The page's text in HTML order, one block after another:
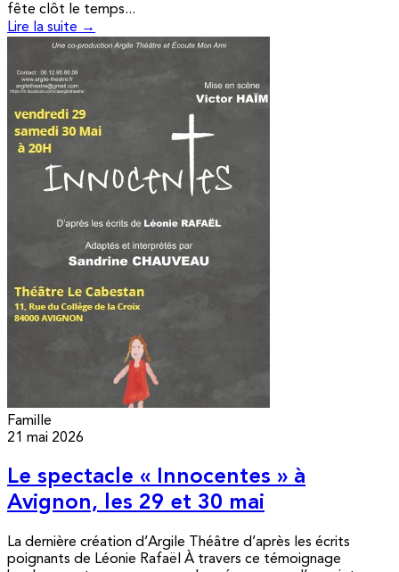
fête clôt le temps...
Lire la suite →
Famille
21 mai 2026
Le spectacle « Innocentes » à
Avignon, les 29 et 30 mai
La dernière création d’Argile Théâtre d’après les écrits
poignants de Léonie Rafaël À travers ce témoignage